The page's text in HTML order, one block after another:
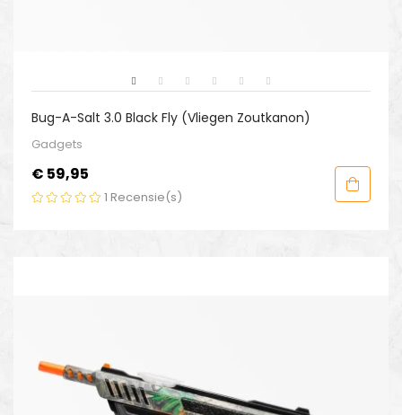
Bug-A-Salt 3.0 Black Fly (Vliegen Zoutkanon)
Gadgets
Prijs
€ 59,95
1 Recensie(s)